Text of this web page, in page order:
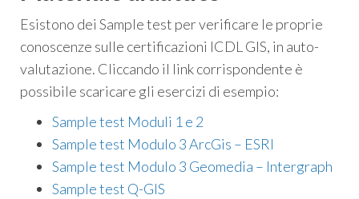
Esistono dei Sample test per verificare le proprie
conoscenze sulle certificazioni ICDL GIS, in auto-
valutazione. Cliccando il link corrispondente è
possibile scaricare gli esercizi di esempio:
Sample test Moduli 1 e 2
Sample test Modulo 3 ArcGis – ESRI
Sample test Modulo 3 Geomedia – Intergraph
Sample test Q-GIS